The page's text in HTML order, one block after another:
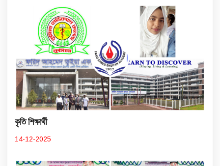
কৃতি শিক্ষার্থী
14-12-2025